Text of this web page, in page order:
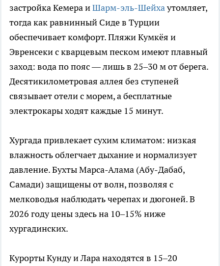
застройка Кемера иШарм-эль-Шейхаутомляет,
тогда как равнинный Сиде в Турции
обеспечивает комфорт. Пляжи Кумкёя и
Эвренсеки с кварцевым песком имеют плавный
заход: вода по пояс — лишь в 25–30 м от берега.
Десятикилометровая аллея без ступеней
связывает отели с морем, а бесплатные
электрокары ходят каждые 15 минут.
Хургада привлекает сухим климатом: низкая
влажность облегчает дыхание и нормализует
давление. Бухты Марса-Алама (Абу-Дабаб,
Самади) защищены от волн, позволяя с
мелководья наблюдать черепах и дюгоней. В
2026 году цены здесь на 10–15% ниже
хургадинских.
Курорты Кунду и Лара находятся в 15–20